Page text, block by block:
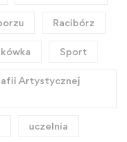
Racibórz
Sport
Artystycznej
uczelnia